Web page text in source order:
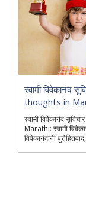
स्वामी विवेकानंद
thoughts in
स्वामी विवेकानंद
Marathi: स्वामी
विवेकानंदांनी